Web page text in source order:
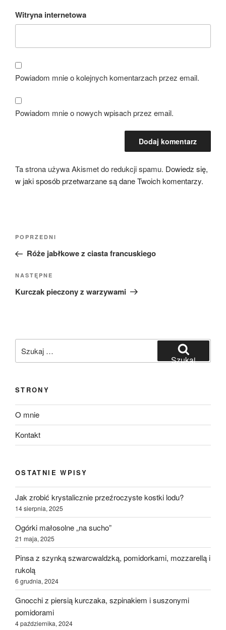
Witryna internetowa
Powiadom mnie o kolejnych komentarzach przez email.
Powiadom mnie o nowych wpisach przez email.
Ta strona używa Akismet do redukcji spamu. Dowiedz się,
w jaki sposób przetwarzane są dane Twoich komentarzy.
Nawigacja
Poprzedni
wpis
POPRZEDNI
Róże jabłkowe z ciasta francuskiego
Następny
wpis
NASTĘPNE
Kurczak pieczony z warzywami
Szukaj
STRONY
O mnie
Kontakt
OSTATNIE WPISY
Jak zrobić krystalicznie przeźroczyste kostki lodu?
14 sierpnia, 2025
Ogórki małosolne „na sucho”
21 maja, 2025
Pinsa z szynką szwarcwaldzką, pomidorkami, mozzarellą i
rukolą
6 grudnia, 2024
Gnocchi z piersią kurczaka, szpinakiem i suszonymi
pomidorami
4 października, 2024